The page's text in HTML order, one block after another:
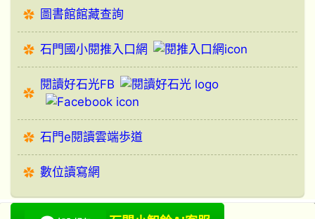
圖書館館藏查詢
石門國小閱推入口網
閱讀好石光FB
石門e閱讀雲端歩道
數位讀寫網